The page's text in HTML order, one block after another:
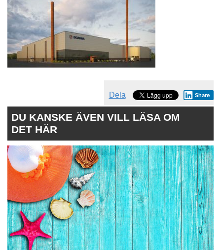
Dela Share
DU KANSKE ÄVEN VILL LÄSA OM
DET HÄR